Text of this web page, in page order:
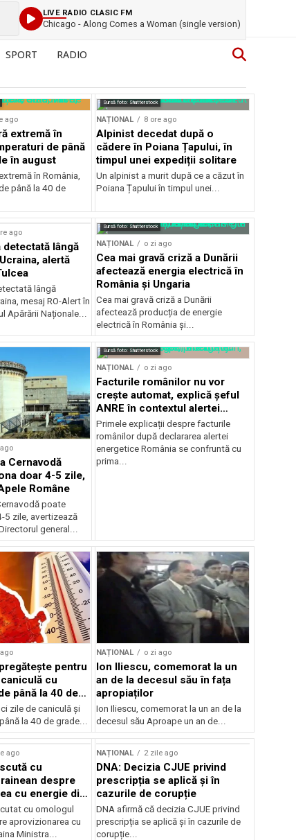
LIVE RADIO CLASIC FM
Chicago - Along Comes a Woman (single version)
SPORT RADIO
ago
extremă în
de până
în august
în România,
până la 40 de
Sursă foto: Shutterstock
NAȚIONAL 8 ore ago
Alpinist decedat după o
cădere în Poiana Țapului, în
timpul unei expediții solitare
Un alpinist a murit după ce a căzut în
Poiana Țapului în timpul unei...
ago
detectată lângă
alertă
lângă
mesaj RO-Alert în
Apărării Naționale...
Sursă foto: Shutterstock
NAȚIONAL o zi ago
Cea mai gravă criză a Dunării
afectează energia electrică în
România și Ungaria
Cea mai gravă criză a Dunării
afectează producția de energie
electrică în România și...
Cernavodă
doar 4-5 zile,
Române
poate
5 zile, avertizează
general...
Sursă foto: Shutterstock
NAȚIONAL o zi ago
Facturile românilor nu vor
crește automat, explică șeful
ANRE în contextul alertei
energetice
Primele explicații despre facturile
românilor după declararea alertei
energetice România se confruntă cu
prima...
pentru
cu
până la 40 de
zile de caniculă și
la 40 de grade...
NAȚIONAL o zi ago
Ion Iliescu, comemorat la un
an de la decesul său în fața
apropiaților
Ion Iliescu, comemorat la un an de la
decesul său Aproape un an de...
ago
cu
despre
cu energie din
cu omologul
aprovizionarea cu
Ministra...
NAȚIONAL 2 zile ago
DNA: Decizia CJUE privind
prescripția se aplică și în
cazurile de corupție
DNA afirmă că decizia CJUE privind
prescripția se aplică și în cazurile de
corupție...